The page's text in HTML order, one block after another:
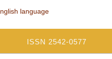
language
ISSN 2542-0577